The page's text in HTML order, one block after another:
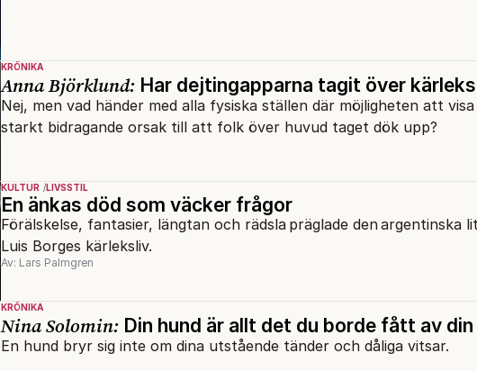
KRÖNIKA
Anna Björklund: Har dejtingapparna tagit över
Nej, men vad händer med alla fysiska ställen där möjligheten att
starkt bidragande orsak till att folk över huvud taget dök upp?
KULTUR LIVSSTIL
En änkas död som väcker frågor
Förälskelse, fantasier, längtan och rädsla präglade den argentinska
Luis Borges kärleksliv.
Av: Lars Palmgren
KRÖNIKA
Nina Solomin: Din hund är allt det du borde fått av
En hund bryr sig inte om dina utstående tänder och dåliga vitsar.